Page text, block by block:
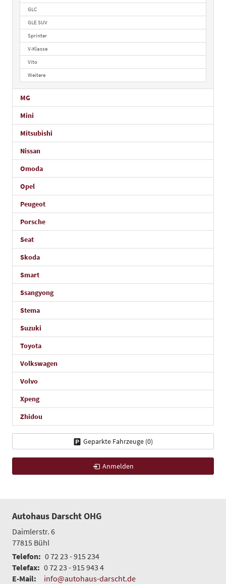
GLC
GLE SUV
Sprinter
V-Klasse
Vito
Weitere
MG
Mini
Mitsubishi
Nissan
Omoda
Opel
Peugeot
Porsche
Seat
Skoda
Smart
Ssangyong
Stema
Suzuki
Toyota
Volkswagen
Volvo
Xpeng
Zhidou
Geparkte Fahrzeuge (0)
Anmelden
Autohaus Darscht OHG
Daimlerstr. 6
77815 Bühl
Telefon: 0 72 23 - 915 234
Telefax: 0 72 23 - 915 943 4
E-Mail:
info@autohaus-darscht.de